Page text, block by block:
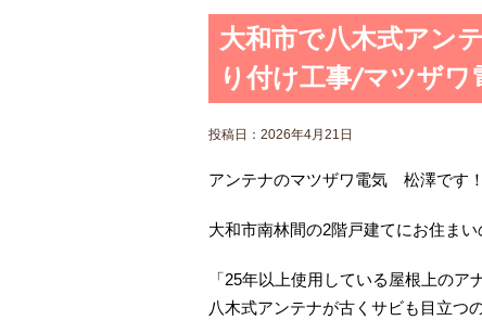
大和市で八木式アン
り付け工事/マツザワ
投稿日： 2026年4月21日
アンテナのマツザワ電気 松澤です！
大和市南林間の2階戸建てにお住まい
「25年以上使用している屋根上のア
八木式アンテナが古くサビも目立つの